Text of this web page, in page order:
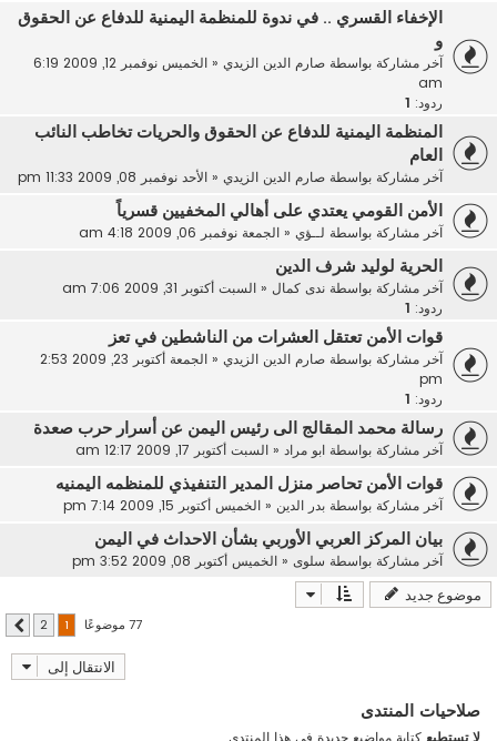
الإخفاء القسري .. في ندوة للمنظمة اليمنية للدفاع عن الحقوق
و
آخر مشاركة بواسطة صارم الدين الزيدي«
الخميس نوفمبر 12, 2009 6:19
am
ردود:
المنظمة اليمنية للدفاع عن الحقوق والحريات تخاطب النائب
العام
آخر مشاركة بواسطة صارم الدين الزيدي« الأحد نوفمبر 08, 2009 11:33 pm
الأمن القومي يعتدي على أهالي المخفيين قسرياً
آخر مشاركة بواسطة لــؤي« الجمعة نوفمبر 06, 2009 4:18 am
الحرية لوليد شرف الدين
آخر مشاركة بواسطة ندى كمال « السبت أكتوبر 31, 2009 7:06 am
ردود:
قوات الأمن تعتقل العشرات من الناشطين في تعز
آخر مشاركة بواسطة صارم الدين الزيدي«
الجمعة أكتوبر 23, 2009 2:53
pm
ردود:
رسالة محمد المقالج الى رئيس اليمن عن أسرار حرب صعدة
آخر مشاركة بواسطة ابو مراد« السبت أكتوبر 17, 2009 12:17 am
قوات الأمن تحاصر منزل المدير التنفيذي للمنظمه اليمنيه
آخر مشاركة بواسطة بدر الدين« الخميس أكتوبر 15, 2009 7:14 pm
بيان المركز العربي الأوربي بشأن الاحداث في اليمن‎
آخر مشاركة بواسطة سلوى« الخميس أكتوبر 08, 2009 3:52 pm
موضوع جديد
77 موضوعًا 2 التالي
الانتقال إلى
صلاحيات المنتدى
لا تستطيعكتابة مواضيع جديدة في هذا المنتدى